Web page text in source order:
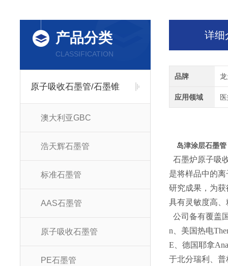
产品分类
CLASSIFICATION
原子吸收石墨管/石墨锥
澳大利亚GBC
浩天辉石墨管
标准石墨管
AAS石墨管
原子吸收石墨管
PE石墨管
详细
品牌
应用领域
岛津涂层石墨管
石墨炉原子吸
是将样品中的
研究成果，为
具有灵敏度高
公司备有覆盖
n、美国热电
E、德国耶拿
于北分瑞利、